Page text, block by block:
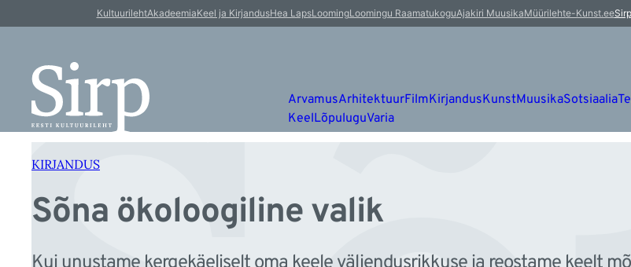
sisu
KultuurilehtAkadeemiaKeel ja KirjandusHea LapsLoomingLoomingu RaamatukoguAjakiri MuusikaMüürilehte-Kunst.eeSirp
ArvamusArhitektuurFilmKirjandusKunstMuusikaSotsiaalia
KeelLõpuluguVaria
KIRJANDUS
Sõna ökoloogiline valik